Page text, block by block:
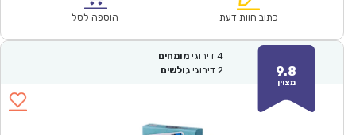
₪124.00.
כתוב חוות דעת הוספה לסל
9.8
מצוין
4 דירוגי מומחים
2 דירוגי גולשים